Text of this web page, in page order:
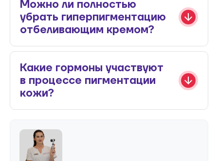
Можно ли полностью
убрать гиперпигментацию
отбеливающим кремом?
Какие гормоны участвуют
в процессе пигментации
кожи?